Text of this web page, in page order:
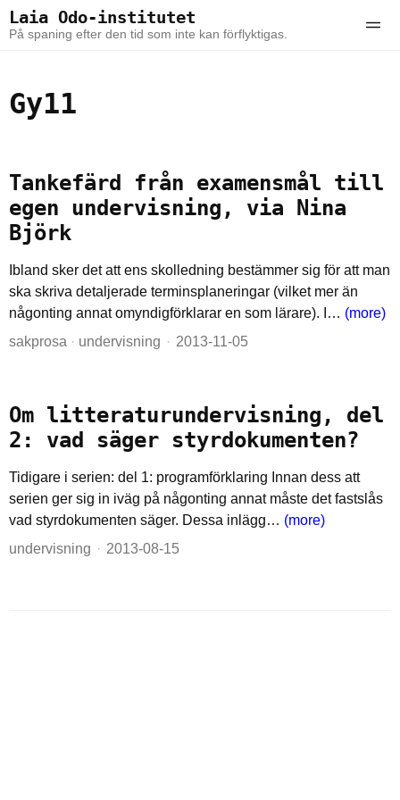
Skip to the content
Skip to the main menu
Laia Odo-institutet
På spaning efter den tid som inte kan förflyktigas.
Gy11
Tankefärd från examensmål till
egen undervisning, via Nina
Björk
Ibland sker det att ens skolledning bestämmer sig för att man
ska skriva detaljerade terminsplaneringar (vilket mer än
någonting annat omyndigförklarar en som lärare). I… (more)
sakprosa · undervisning 2013-11-05
Om litteraturundervisning, del
2: vad säger styrdokumenten?
Tidigare i serien: del 1: programförklaring Innan dess att
serien ger sig in iväg på någonting annat måste det fastslås
vad styrdokumenten säger. Dessa inlägg… (more)
undervisning
2013-08-15